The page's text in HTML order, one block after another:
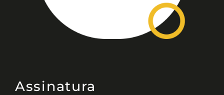
Assinatura